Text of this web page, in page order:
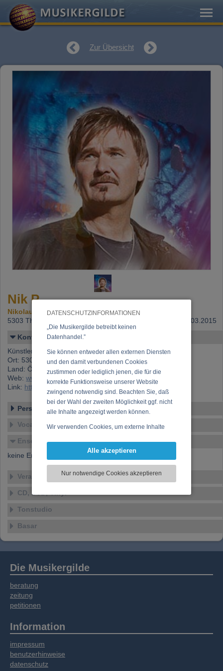
DATENSCHUTZINFORMATIONEN
„Die Musikergilde betreibt keinen
Datenhandel.”
Sie können entweder allen externen Diensten
und den damit verbundenen Cookies
zustimmen oder lediglich jenen, die für die
korrekte Funktionsweise unserer Website
zwingend notwendig sind. Beachten Sie, daß
bei der Wahl der zweiten Möglichkeit ggf. nicht
alle Inhalte angezeigt werden können.
Wir verwenden Cookies, um externe Inhalte
Funktionen für soziale Medien anbieten zu
zu analysieren. Dabei werden ggf.
Informationen zu Ihrer Verwendung unserer
soziale Medien, Werbung und Analysen
weitergegeben. Unsere Partner führen diese
Alle akzeptieren
Nur notwendige Cookies akzeptieren
Zur Übersicht
Nik P.
Nikolaus Presnik
5303 Thalgau,
Beitritt: 14.02.2015, letzte Änderung: 27.03.2015
Kontakt
Künstlername: Nik P.
Ort: 5303 Thalgau
Land: Österreich
Web:www.nikp.com
Link: https://www.musikergilde.at/mitglied/NikP.htm
Personen-Details
Vocal – Instrumental – Komposition...
Ensembles
keine Ensembles verfügbar
Veranstaltungen
CD, DVD, Vinyl
Tonstudio
Basar
Die Musikergilde
beratung
zeitung
petitionen
Information
impressum
benutzerhinweise
datenschutz